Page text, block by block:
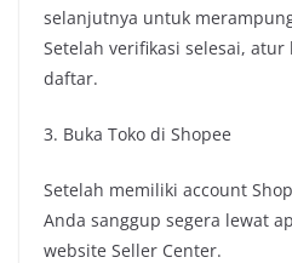
selanjutnya untuk
Setelah verifikasi selesai, atur
daftar.
3. Buka Toko di Shopee
Setelah memiliki account
Anda sanggup segera lewat
website Seller Center.